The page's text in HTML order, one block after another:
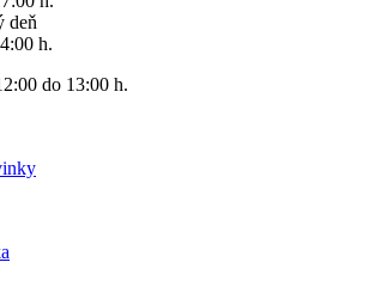
deň
h.
do 13:00 h.